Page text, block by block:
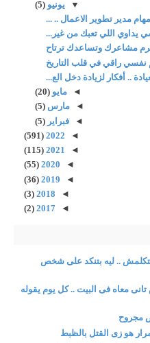
▼ يونيو(5)
مدير تطوير الاعمال .. ...
يداوي اللي تعبك من غير...
مشاعرك وتساعدك ترتاح
نفسي راقي في قلب التاريخ
◄مايو(20)
◄مارس(5)
◄فبراير(5)
◄
2022
(591)
◄
2021
(115)
◄
2020
(55)
◄
2019
(36)
◄
2018
(3)
◄
2017
(2)
.. ليه بتنكد على شخص
معاه فى البيت .. كل يوم يقوله
مجروح
هو زى القتل بالظبط